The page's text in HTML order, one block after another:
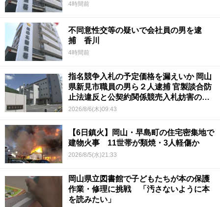
4時間前
不同意性交等の疑いで会社員の男を逮
捕 香川
4時間前
指名競争入札の予定価格を漏えいか 岡山
県新見市職員の男ら２人逮捕 官製談合防
止法違反と公契約関係競売入札妨害の疑
い
2026/8/6(木)09:43
【6日鎮火】岡山・早島町の住宅密集地で
建物火事 11世帯が類焼・3人軽傷か
2026/8/5(水)21:33
岡山県立図書館で子どもたちが本の保護
作業・修理に挑戦 「汚さないように本
を読みたい」